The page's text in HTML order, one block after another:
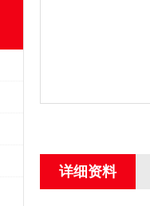
详细资料